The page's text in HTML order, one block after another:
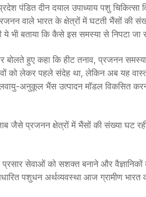
पंडित दीन दयाल उपाध्याय पशु चिकित्सा
वाले भारत के क्षेत्रों में घटती भैंसों की
ये भी बताया कि कैसे इस समस्या से निपटा जा
बोलते हुए कहा कि हीट तनाव, प्रजनन
को लेकर पहले संदेह था, लेकिन अब यह
अनुकूल भैंस उत्पादन मॉडल विकसित
जैसे प्रजनन क्षेत्रों में भैंसों की संख्या घट
सेवाओं को सशक्त बनाने और
पशुधन अर्थव्यवस्था आज ग्रामीण भारत